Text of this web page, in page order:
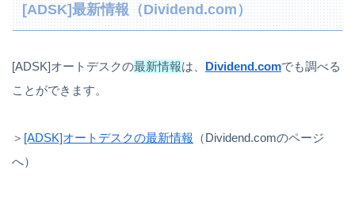
[ADSK]最新情報（Dividend.com）
[ADSK]オートデスクの最新情報は、 Dividend.comでも調べる
ことができます。
＞ [ADSK]オートデスクの最新情報 （Dividend.comのページ
へ）